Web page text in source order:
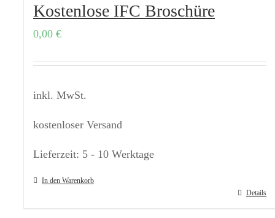
Kostenlose IFC Broschüre
0,00 €
inkl. MwSt.
kostenloser Versand
Lieferzeit: 5 - 10 Werktage
In den Warenkorb
Details